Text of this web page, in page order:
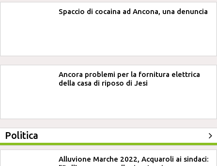
Spaccio di cocaina ad Ancona, una denuncia
Ancora problemi per la fornitura elettrica
della casa di riposo di Jesi
Politica
Alluvione Marche 2022, Acquaroli ai sindaci: